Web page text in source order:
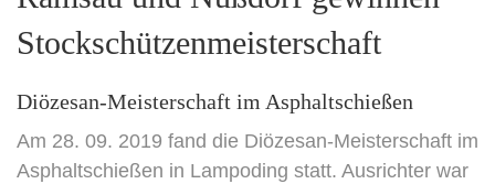
Stockschützenmeisterschaft
Diözesan-Meisterschaft im Asphaltschießen
Am 28. 09. 2019 fand die Diözesan-Meisterschaft im
Asphaltschießen in Lampoding statt. Ausrichter war